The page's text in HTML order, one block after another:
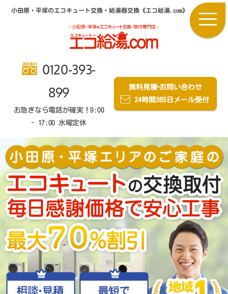
小田原・平塚のエコキュート交換・給湯器交換《エコ給湯.com》
0120-393-
899
お急ぎなら電話が確実！9:00
- 17:00 水曜定休
無料見積・お問い合わせ
24時間365日メール受付